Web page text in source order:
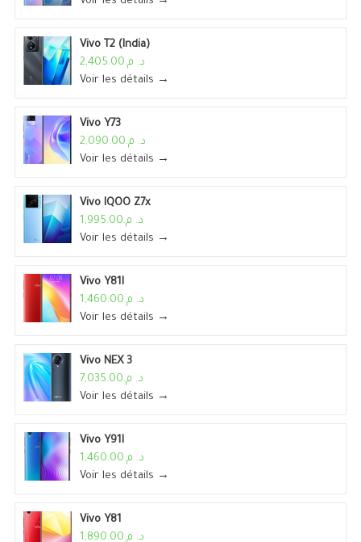
Vivo T2 (India)
د. م.2,405.00
Voir les détails →
Vivo Y73
د. م.2,090.00
Voir les détails →
Vivo IQOO Z7x
د. م.1,995.00
Voir les détails →
Vivo Y81I
د. م.1,460.00
Voir les détails →
Vivo NEX 3
د. م.7,035.00
Voir les détails →
Vivo Y91I
د. م.1,460.00
Voir les détails →
Vivo Y81
د. م.1,890.00